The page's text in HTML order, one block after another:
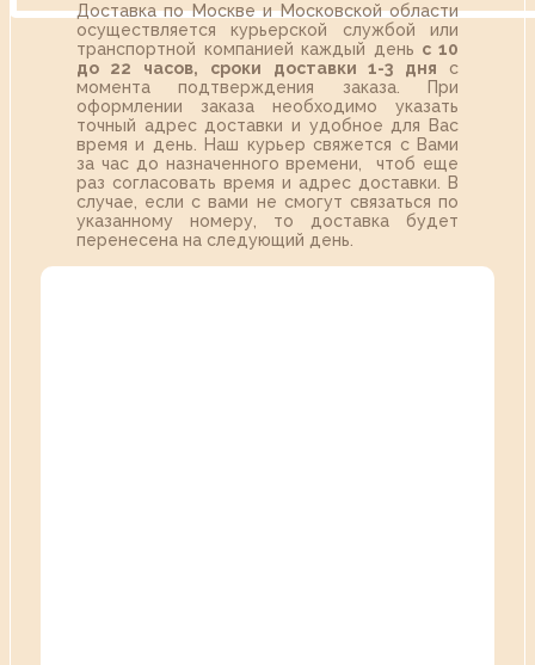
Доставка по Москве и Московской области
осуществляется курьерской службой или
транспортной компанией каждый день с 10
до 22 часов,
сроки доставки 1-3 дня с
момента подтверждения заказа. При
оформлении заказа необходимо указать
точный адрес доставки и удобное для Вас
время и день. Наш курьер свяжется с Вами
за час до назначенного времени, чтоб еще
раз согласовать время и адрес доставки. В
случае, если с вами не смогут связаться по
указанному номеру, то доставка будет
перенесена на следующий день.